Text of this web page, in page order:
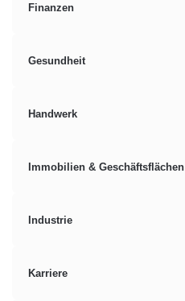
Finanzen
Gesundheit
Handwerk
Immobilien & Geschäftsflächen
Industrie
Karriere